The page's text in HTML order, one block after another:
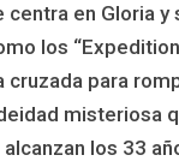
centra en Gloria
los
cruzada para
misteriosa
los 33